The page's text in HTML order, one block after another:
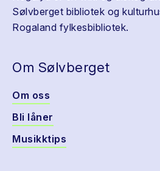
Sølvberget bibliotek og
Rogaland fylkesbibliotek.
Om Sølvberget
Om oss
Bli låner
Musikktips